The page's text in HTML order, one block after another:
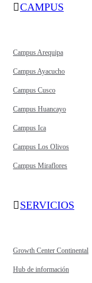
CAMPUS
Campus Arequipa
Campus Ayacucho
Campus Cusco
Campus Huancayo
Campus Ica
Campus Los Olivos
Campus Miraflores
SERVICIOS
Growth Center Continental
Hub de información